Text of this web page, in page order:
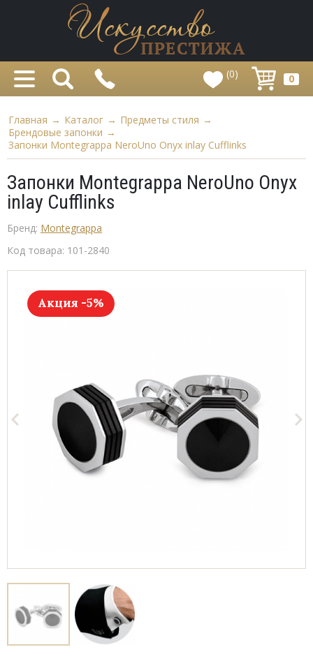
(0) 0
Главная → Каталог → Предметы стиля →
Брендовые запонки →
Запонки Montegrappa NeroUno Onyx inlay Cufflinks
Запонки Montegrappa NeroUno Onyx
inlay Cufflinks
Бренд: Montegrappa
Код товара: 101-2840
Акция -5%